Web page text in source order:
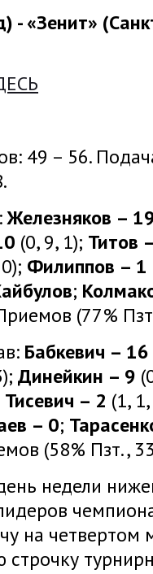
- «Зенит»
49 – 56.
Железняков –
(0, 9, 1); Титов
Филиппов – 1
;
(77%
Бабкевич – 16
Динейкин – 9
Тисевич – 2 (1,
– 0;
(58% Пзт.,
недели
на четвертом